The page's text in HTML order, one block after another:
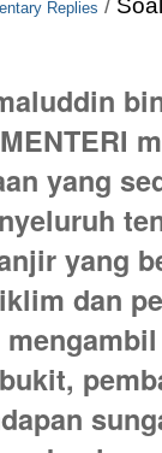
Replies /
yang
yang
dan